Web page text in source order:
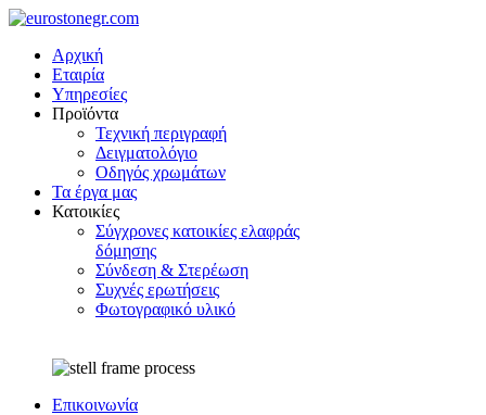
Αρχική
Εταιρία
Υπηρεσίες
Προϊόντα
Τεχνική περιγραφή
Δειγματολόγιο
Οδηγός χρωμάτων
Τα έργα μας
Κατοικίες
Σύγχρονες κατοικίες ελαφράς
δόμησης
Σύνδεση & Στερέωση
Συχνές ερωτήσεις
Φωτογραφικό υλικό
Επικοινωνία